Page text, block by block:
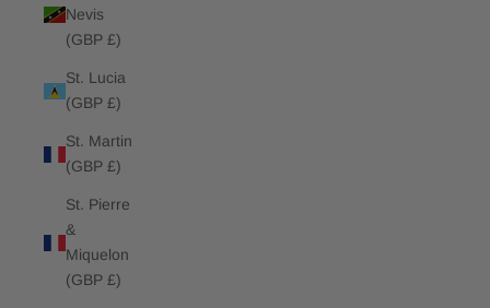
Nevis
(GBP £)
St. Lucia
(GBP £)
St. Martin
(GBP £)
St. Pierre
&
Miquelon
(GBP £)